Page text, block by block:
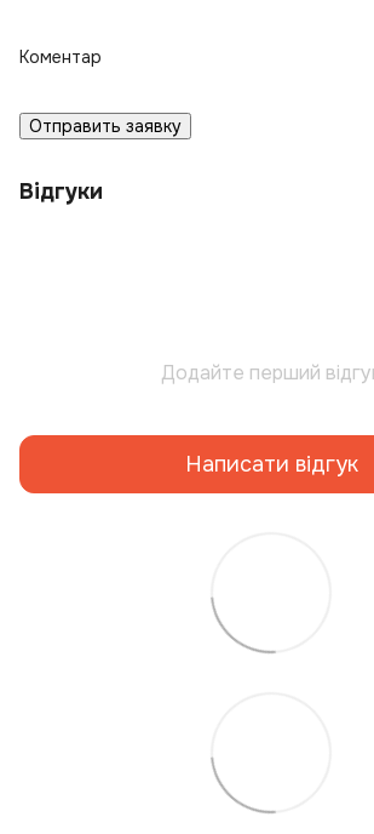
Коментар
Отправить заявку
Відгуки
Додайте перший
Написати відгук